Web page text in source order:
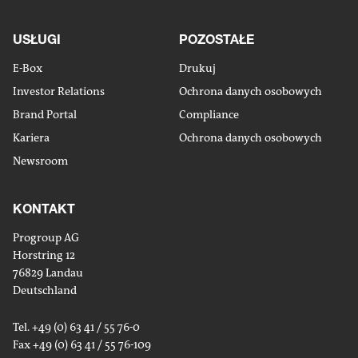
USŁUGI
E-Box
Investor Relations
Brand Portal
Kariera
Newsroom
POZOSTAŁE
Drukuj
Ochrona danych osobowych
Compliance
Ochrona danych osobowych
KONTAKT
Progroup AG
Horstring 12
76829 Landau
Deutschland
Tel. +49 (0) 63 41 / 55 76-0
Fax +49 (0) 63 41 / 55 76-109